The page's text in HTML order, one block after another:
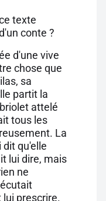
texte
conte ?
d'une vive
chose que
sa
partit la
attelé
tous les
La
qu'elle
lui dire, mais
ne
prescrire.